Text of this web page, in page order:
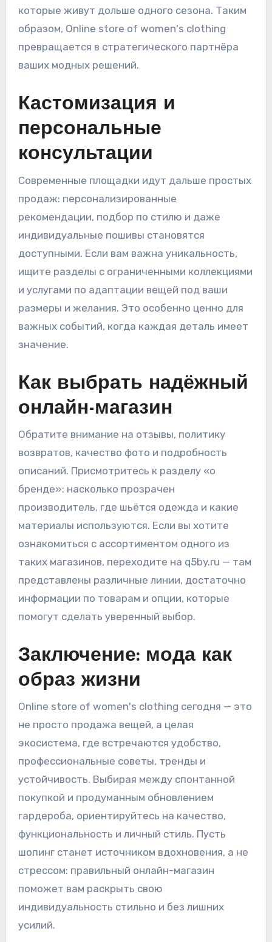
которые живут дольше одного сезона. Таким
образом, Online store of women's clothing
превращается в стратегического партнёра
ваших модных решений.
Кастомизация и
персональные
консультации
Современные площадки идут дальше простых
продаж: персонализированные
рекомендации, подбор по стилю и даже
индивидуальные пошивы становятся
доступными. Если вам важна уникальность,
ищите разделы с ограниченными коллекциями
и услугами по адаптации вещей под ваши
размеры и желания. Это особенно ценно для
важных событий, когда каждая деталь имеет
значение.
Как выбрать надёжный
онлайн-магазин
Обратите внимание на отзывы, политикy
возвратов, качество фото и подробность
описаний. Присмотритесь к разделу «о
бренде»: насколько прозрачен
производитель, где шьётся одежда и какие
материалы используются. Если вы хотите
ознакомиться с ассортиментом одного из
таких магазинов, переходите на q5by.ru — там
представлены различные линии, достаточно
информации по товарам и опции, которые
помогут сделать уверенный выбор.
Заключение: мода как
образ жизни
Online store of women's clothing сегодня — это
не просто продажа вещей, а целая
экосистема, где встречаются удобство,
профессиональные советы, тренды и
устойчивость. Выбирая между спонтанной
покупкой и продуманным обновлением
гардероба, ориентируйтесь на качество,
функциональность и личный стиль. Пусть
шопинг станет источником вдохновения, а не
стрессом: правильный онлайн-магазин
поможет вам раскрыть свою
индивидуальность стильно и без лишних
усилий.